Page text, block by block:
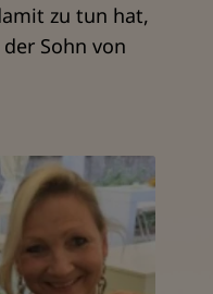
zu tun hat,
Sohn von